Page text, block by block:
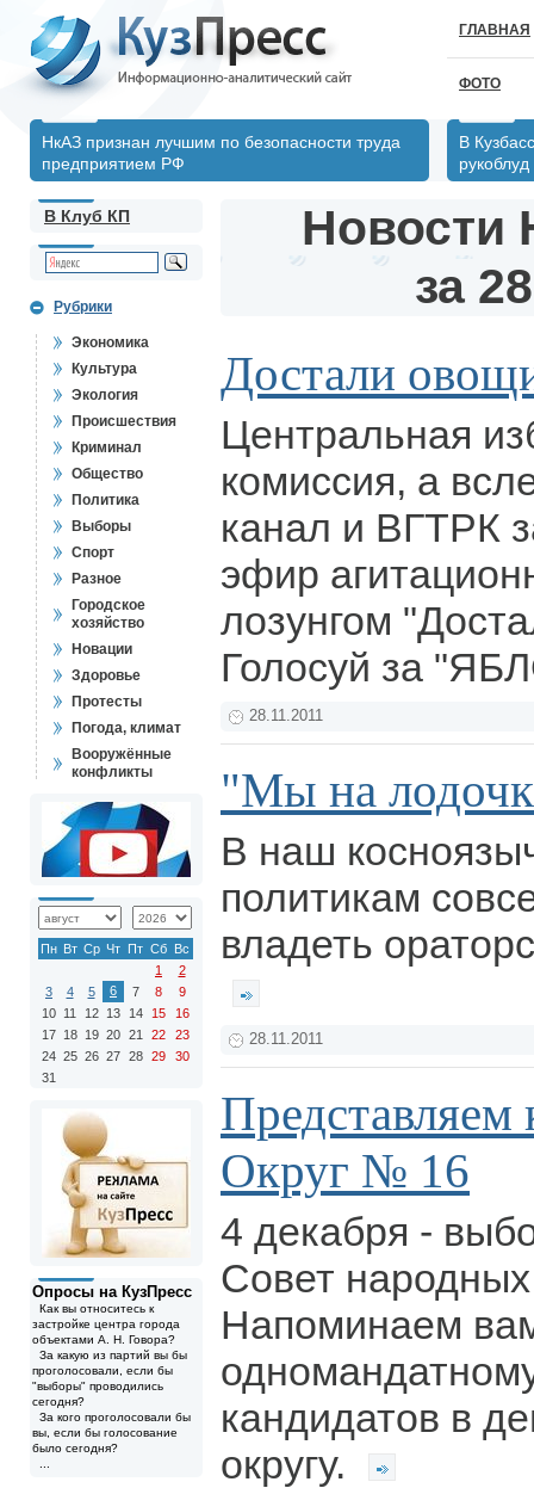
ГЛАВНАЯ
ФОТО
НкАЗ признан лучшим по безопасности труда
предприятием РФ
В
рукоблуд
В Клуб КП
Рубрики
Экономика
Культура
Экология
Происшествия
Криминал
Общество
Политика
Выборы
Спорт
Разное
Городское
хозяйство
Новации
Здоровье
Протесты
Погода, климат
Вооружённые
конфликты
Пн Вт Ср Чт Пт Сб Вс
1
2
3
4 5 6 7 8
9
10 11 12 13 14 15
16
17 18 19 20 21 22
23
24 25 26 27 28 29
30
31
Опросы на КузПресс
Как вы относитесь к
застройке центра города
объектами А. Н. Говора?
За какую из партий вы бы
проголосовали, если бы
"выборы" проводились
сегодня?
За кого проголосовали бы
вы, если бы голосование
было сегодня?
Новости
за
Достали
Центральная
комиссия, а
канал и ВГТРК
эфир
лозунгом
Голосуй за
28.11.2011
"Мы на
В наш
политикам
владеть
28.11.2011
Представляем
Округ № 16
4 декабря -
Совет
Напоминаем
кандидатов в
округу.